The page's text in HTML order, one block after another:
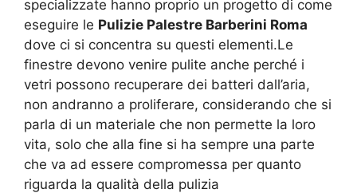
specializzate hanno proprio un progetto di come
eseguire le Pulizie Palestre Barberini Roma
dove ci si concentra su questi elementi.Le
finestre devono venire pulite anche perché i
vetri possono recuperare dei batteri dall’aria,
non andranno a proliferare, considerando che si
parla di un materiale che non permette la loro
vita, solo che alla fine si ha sempre una parte
che va ad essere compromessa per quanto
riguarda la qualità della pulizia